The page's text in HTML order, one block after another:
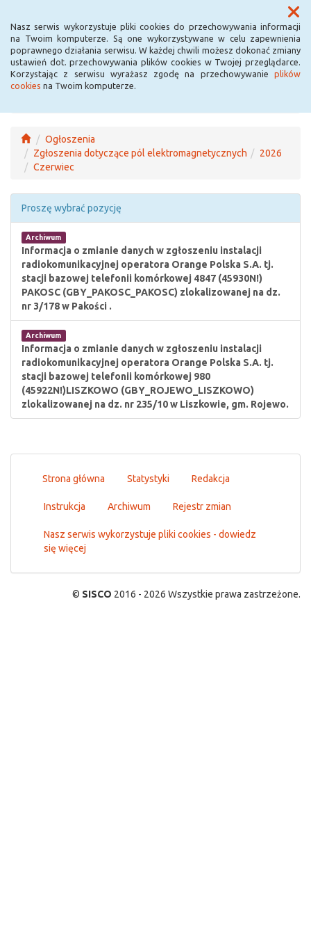
Nasz serwis wykorzystuje pliki cookies do przechowywania informacji
na Twoim komputerze. Są one wykorzystywane w celu zapewnienia
poprawnego działania serwisu. W każdej chwili możesz dokonać zmiany
ustawień dot. przechowywania plików cookies w Twojej przeglądarce.
Korzystając z serwisu wyrażasz zgodę na przechowywanie plików
cookies na Twoim komputerze.
Menu
Ogłoszenia
Zgłoszenia dotyczące pól elektromagnetycznych
2026
Czerwiec
Proszę wybrać pozycję
Archiwum
Informacja o zmianie danych w zgłoszeniu instalacji
radiokomunikacyjnej operatora Orange Polska S.A. tj.
stacji bazowej telefonii komórkowej 4847 (45930N!)
PAKOSC (GBY_PAKOSC_PAKOSC) zlokalizowanej na dz.
nr 3/178 w Pakości .
Archiwum
Informacja o zmianie danych w zgłoszeniu instalacji
radiokomunikacyjnej operatora Orange Polska S.A. tj.
stacji bazowej telefonii komórkowej 980
(45922N!)LISZKOWO (GBY_ROJEWO_LISZKOWO)
zlokalizowanej na dz. nr 235/10 w Liszkowie, gm. Rojewo.
Strona główna Statystyki Redakcja
Instrukcja Archiwum Rejestr zmian
Nasz serwis wykorzystuje pliki cookies - dowiedz
się więcej
© SISCO 2016 - 2026 Wszystkie prawa zastrzeżone.